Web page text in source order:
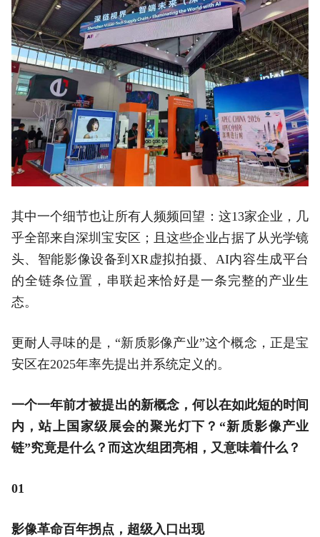
其中一个细节也让所有人频频回望：这13家企业，几
乎全部来自深圳宝安区；且这些企业占据了从光学镜
头、智能影像设备到XR虚拟拍摄、AI内容生成平台
的全链条位置，串联起来恰好是一条完整的产业生
态。
更耐人寻味的是，“新质影像产业”这个概念，正是宝
安区在2025年率先提出并系统定义的。
一个一年前才被提出的新概念，何以在如此短的时间
内，站上国家级展会的聚光灯下？“新质影像产业
链”究竟是什么？而这次组团亮相，又意味着什么？
01
影像革命百年拐点，超级入口出现